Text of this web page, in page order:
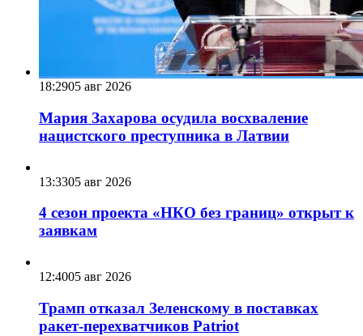
18:2905 авг 2026
Мария Захарова осудила восхваление
нацистского преступника в Латвии
13:3305 авг 2026
4 сезон проекта «НКО без границ» открыт к
заявкам
12:4005 авг 2026
Трамп отказал Зеленскому в поставках
ракет-перехватчиков Patriot